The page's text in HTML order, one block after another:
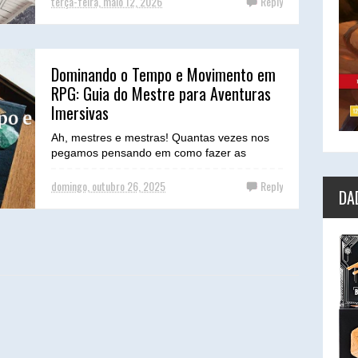
Dominando o Tempo e Movimento em
RPG: Guia do Mestre para Aventuras
Imersivas
Ah, mestres e mestras! Quantas vezes nos
pegamos pensando em como fazer as
uma masmorra serem mais ...
domingo, outubro 26, 2025 Reply